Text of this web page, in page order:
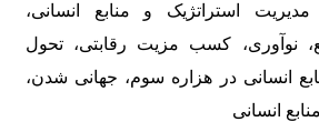
مدیریت استراتژیک و منابع انسانی،
نوآوری، کسب مزیت رقابتی، تحول
انسانی در هزاره سوم، جهانی شدن،
انسانی